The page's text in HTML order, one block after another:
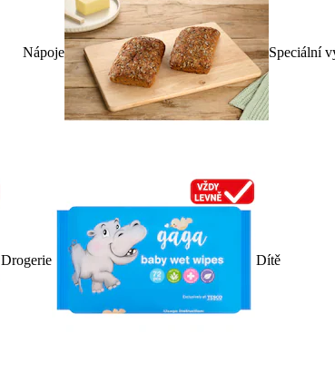
Nápoje Speciální
Drogerie Dítě